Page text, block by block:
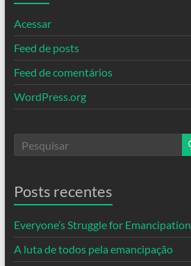
Acessar
Feed de posts
Feed de comentários
WordPress.org
Posts recentes
Everyone’s Struggle for Emancipation
A luta de todos pela emancipação